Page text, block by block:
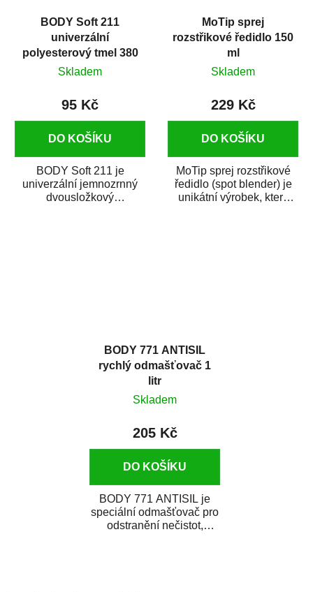
BODY Soft 211
univerzální
polyesterový tmel 380
g
Skladem
95 Kč
DO KOŠÍKU
BODY Soft 211 je
univerzální jemnozrnný
dvousložkový
MoTip sprej
rozstřikové ředidlo 150
ml
Skladem
229 Kč
DO KOŠÍKU
MoTip sprej rozstřikové
ředidlo (spot blender) je
unikátní výrobek, který
BODY 771 ANTISIL
rychlý odmašťovač 1
litr
Skladem
205 Kč
DO KOŠÍKU
BODY 771 ANTISIL je
speciální odmašťovač pro
odstranění nečistot,